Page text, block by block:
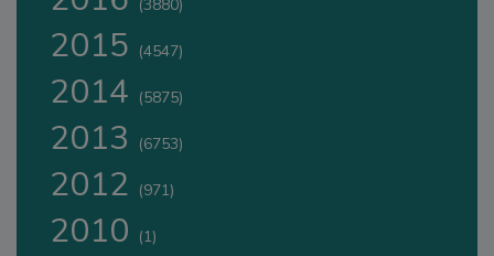
(3880)
2015 (4547)
2014 (5875)
2013 (6753)
2012 (971)
2010 (1)